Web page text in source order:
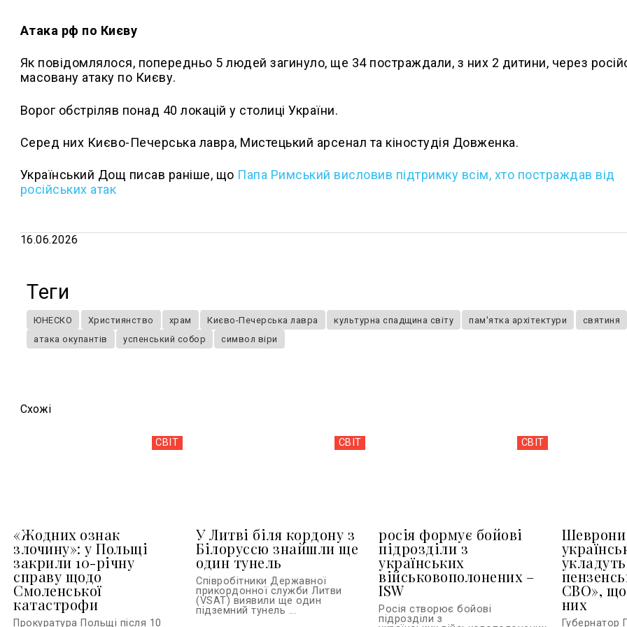
Атака рф по Києву
Як повідомлялося, попередньо 5 людей загинуло, ще 34 постраждали, з них 2 дитини, через
масовану атаку по Києву.
Ворог обстріляв понад 40 локацій у столиці України.
Серед них Києво-Печерська лавра, Мистецький арсенал та кіностудія Довженка.
Український Дощ писав раніше, що Папа Римський висловив підтримку всім, хто постраждав від
російських атак
16.06.2026
Теги
ЮНЕСКО Християнство храм Києво-Печерська лавра культурна спадщина світу пам'ятка архітектури
святиня
атака окупантів
успенський собор символ віри
Схожi
СВІТ
«Жодних ознак
злочину»: у Польщі
закрили 10-річну
справу щодо
Смоленської
катастрофи
Прокуратура Польщі після 10
СВІТ
У Литві біля кордону з
Білоруссю знайшли ще
один тунель
Співробітники Державної
прикордонної служби Литви
(VSAT) виявили ще один
підземний тунель ...
СВІТ
росія формує бойові
підрозділи з
українських
військовополонених –
ISW
Росія створює бойові
підрозділи з
Шеврони
СВО»,
них
Губернатор